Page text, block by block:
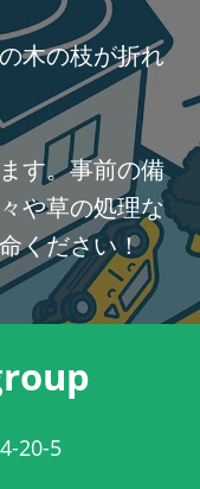
木の枝が折れ
す。事前の備
や草の処理な
ください！
20-5